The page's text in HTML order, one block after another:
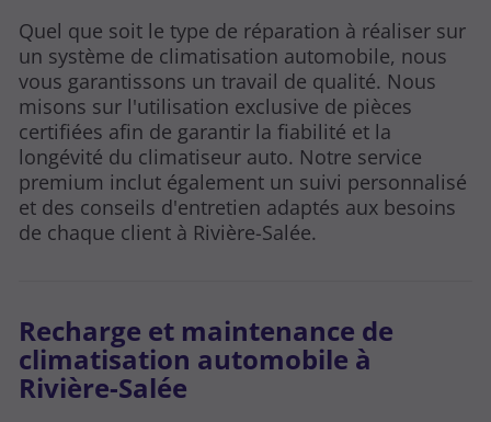
Quel que soit le type de réparation à réaliser sur
un système de climatisation automobile, nous
vous garantissons un travail de qualité. Nous
misons sur l'utilisation exclusive de pièces
certifiées afin de garantir la fiabilité et la
longévité du climatiseur auto. Notre service
premium inclut également un suivi personnalisé
et des conseils d'entretien adaptés aux besoins
de chaque client à Rivière-Salée.
Recharge et maintenance de
climatisation automobile à
Rivière-Salée